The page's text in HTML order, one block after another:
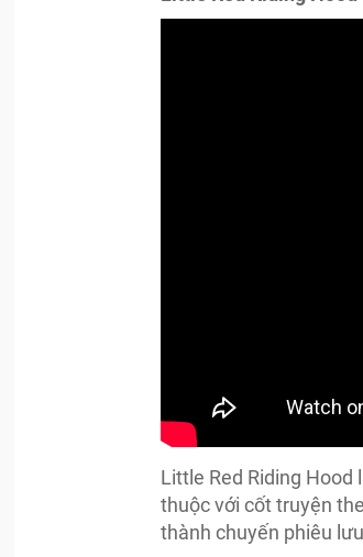
Little Red Riding
thuộc với cốt truyện
thành chuyến phiêu